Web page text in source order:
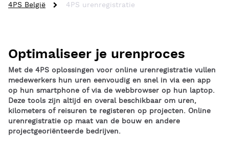
4PS België 4PS urenregistratie
Optimaliseer je urenproces
Met de 4PS oplossingen voor online urenregistratie vullen
medewerkers hun uren eenvoudig en snel in via een app
op hun smartphone of via de webbrowser op hun laptop.
Deze tools zijn altijd en overal beschikbaar om uren,
kilometers of reisuren te registeren op projecten. Online
urenregistratie op maat van de bouw en andere
projectgeoriënteerde bedrijven.